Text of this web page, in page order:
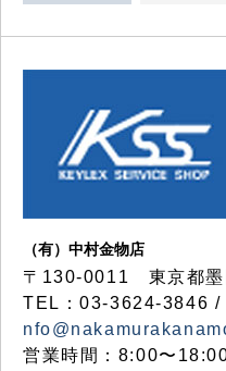
（有）中村金物店
〒130-0011 東京都墨
TEL：03-3624-3846
営業時間：8:00〜